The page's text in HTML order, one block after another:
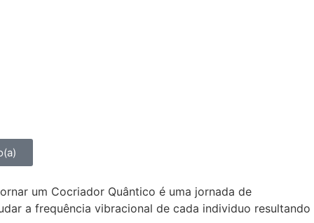
um Cocriador Quântico é uma jornada de
a frequência vibracional de cada individuo resultando